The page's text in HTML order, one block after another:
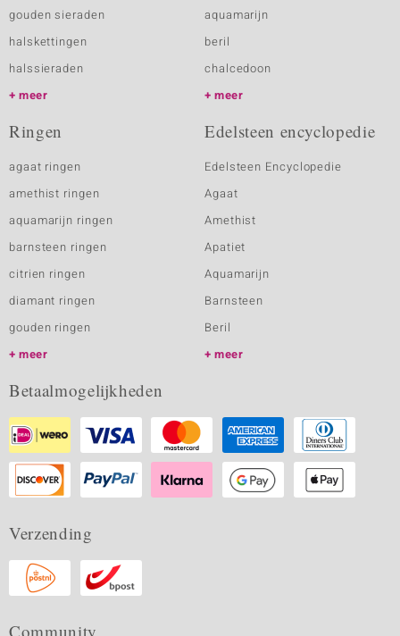
gouden sieraden
halskettingen
halssieraden
meer
aquamarijn
beril
chalcedoon
meer
Ringen
agaat ringen
amethist ringen
aquamarijn ringen
barnsteen ringen
citrien ringen
diamant ringen
gouden ringen
meer
Edelsteen encyclopedie
Edelsteen Encyclopedie
Agaat
Amethist
Apatiet
Aquamarijn
Barnsteen
Beril
meer
Betaalmogelijkheden
Verzending
Community